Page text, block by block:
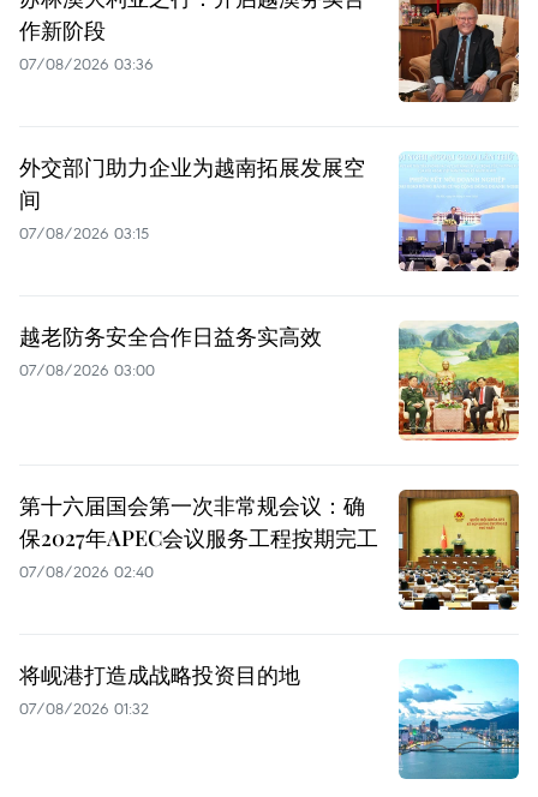
作新阶段
07/08/2026 03:36
外交部门助力企业为越南拓展发展空
间
07/08/2026 03:15
越老防务安全合作日益务实高效
07/08/2026 03:00
第十六届国会第一次非常规会议：确
保2027年APEC会议服务工程按期完工
07/08/2026 02:40
将岘港打造成战略投资目的地
07/08/2026 01:32